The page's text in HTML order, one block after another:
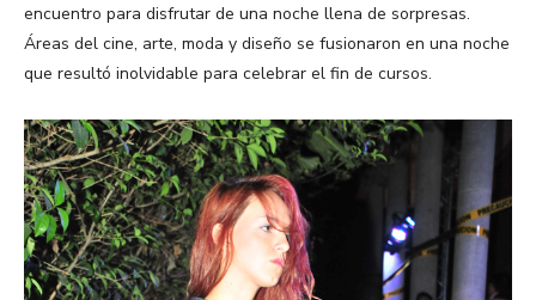
encuentro para disfrutar de una noche llena de sorpresas.
Áreas del cine, arte, moda y diseño se fusionaron en una noche
que resultó inolvidable para celebrar el fin de cursos.